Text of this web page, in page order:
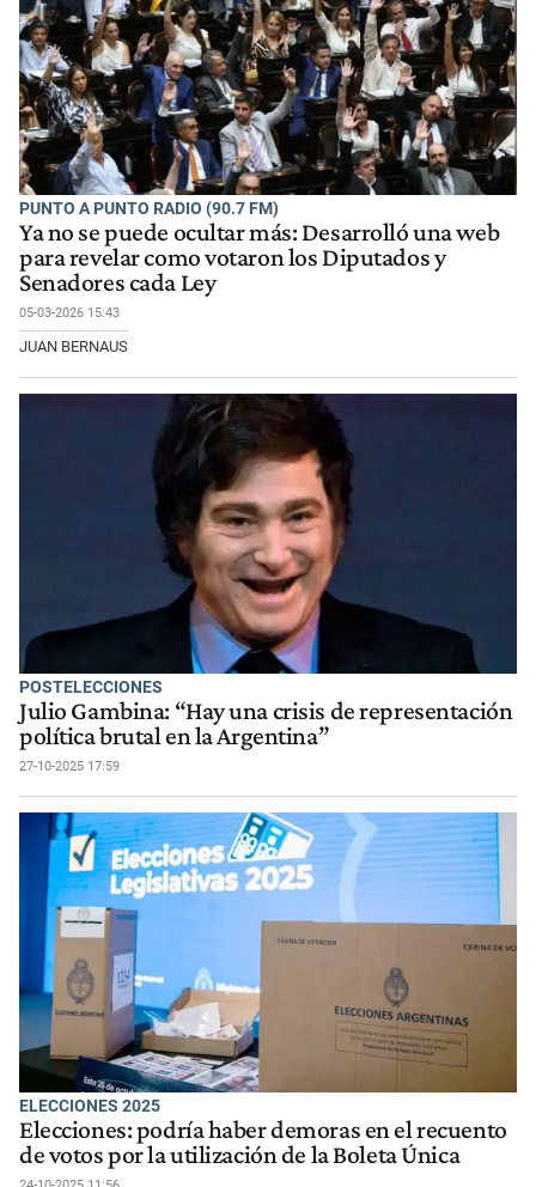
PUNTO A PUNTO RADIO (90.7 FM)
Ya no se puede ocultar más: Desarrolló una web
para revelar como votaron los Diputados y
Senadores cada Ley
05-03-2026 15:43
JUAN BERNAUS
POSTELECCIONES
Julio Gambina: “Hay una crisis de representación
política brutal en la Argentina”
27-10-2025 17:59
ELECCIONES 2025
Elecciones: podría haber demoras en el recuento
de votos por la utilización de la Boleta Única